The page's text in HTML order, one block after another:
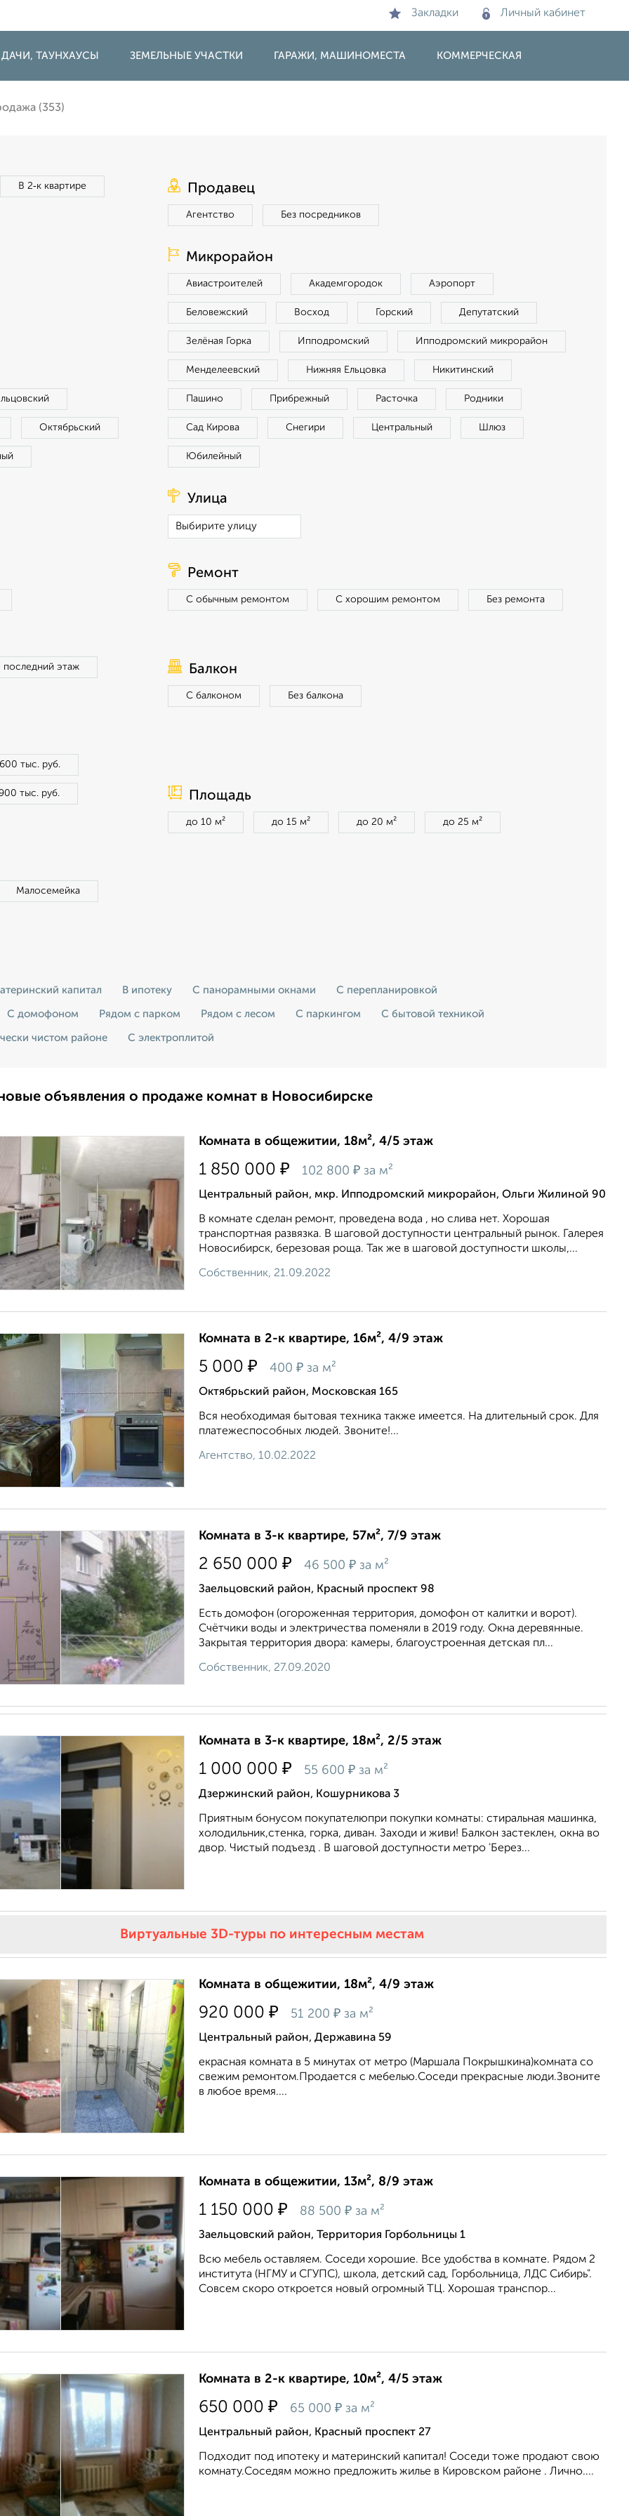
Закладки Личный кабинет
ТАУНХАУСЫ ЗЕМЕЛЬНЫЕ УЧАСТКИ ГАРАЖИ, МАШИНОМЕСТА КОММЕРЧЕСКАЯ
(353)
В 2‑к квартире Продавец
Агентство Без посредников
Октябрьский
Микрорайон
Авиастроителей Академгородок Аэропорт
Беловежский Восход Горский Депутатский
Зелёная Горка Ипподромский Ипподромский микрорайон
Менделеевский Нижняя Ельцовка Никитинский
Пашино Прибрежный Расточка Родники
Сад Кирова Снегири Центральный Шлюз
Юбилейный
Улица
Ремонт
С обычным ремонтом С хорошим ремонтом Без ремонта
последний этаж Балкон
С балконом Без балкона
тыс. руб.
тыс. руб. Площадь
до 10 м² до 15 м² до 20 м² до 25 м²
Малосемейка
капитал В ипотеку С панорамными окнами С перепланировкой
С домофоном Рядом с парком Рядом с лесом С паркингом С бытовой техникой
чистом районе С электроплитой
объявления о продаже комнат в Новосибирске
Комната в общежитии, 18м², 4/5 этаж
1 850 000 ₽ 102 800 ₽ за м²
Центральный район, мкр. Ипподромский микрорайон, Ольги Жилиной 90
В комнате сделан ремонт, проведена вода , но слива нет. Хорошая
транспортная развязка. В шаговой доступности центральный рынок. Галерея
Новосибирск, березовая роща. Так же в шаговой доступности школы,...
Собственник, 21.09.2022
Комната в 2-к квартире, 16м², 4/9 этаж
5 000 ₽ 400 ₽ за м²
Октябрьский район, Московская 165
Вся необходимая бытовая техника также имеется. На длительный срок. Для
платежеспособных людей. Звоните!...
Агентство, 10.02.2022
Комната в 3-к квартире, 57м², 7/9 этаж
2 650 000 ₽ 46 500 ₽ за м²
Заельцовский район, Красный проспект 98
Есть домофон (огороженная территория, домофон от калитки и ворот).
Счётчики воды и электричества поменяли в 2019 году. Окна деревянные.
Закрытая территория двора: камеры, благоустроенная детская пл...
Собственник, 27.09.2020
Комната в 3-к квартире, 18м², 2/5 этаж
1 000 000 ₽ 55 600 ₽ за м²
Дзержинский район, Кошурникова 3
Приятным бонусом покупателюпри покупки комнаты: стиральная машинка,
холодильник,стенка, горка, диван. Заходи и живи! Балкон застеклен, окна во
двор. Чистый подъезд . В шаговой доступности метро 'Берез...
Виртуальные 3D-туры по интересным местам
Комната в общежитии, 18м², 4/9 этаж
920 000 ₽ 51 200 ₽ за м²
Центральный район, Державина 59
екрасная комната в 5 минутах от метро (Маршала Покрышкина)комната со
свежим ремонтом.Продается с мебелью.Соседи прекрасные люди.Звоните
в любое время....
Комната в общежитии, 13м², 8/9 этаж
1 150 000 ₽ 88 500 ₽ за м²
Заельцовский район, Территория Горбольницы 1
Всю мебель оставляем. Соседи хорошие. Все удобства в комнате. Рядом 2
института (НГМУ и СГУПС), школа, детский сад, Горбольница, ЛДС Сибирь".
Совсем скоро откроется новый огромный ТЦ. Хорошая транспор...
Комната в 2-к квартире, 10м², 4/5 этаж
650 000 ₽ 65 000 ₽ за м²
Центральный район, Красный проспект 27
Подходит под ипотеку и материнский капитал! Соседи тоже продают свою
комнату.Соседям можно предложить жилье в Кировском районе . Лично....